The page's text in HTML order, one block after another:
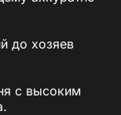
до хозяев
с высоким